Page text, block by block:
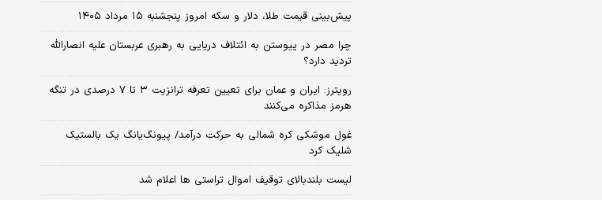
پیش‌بینی قیمت طلا، دلار و سکه امروز پنجشنبه ۱۵ مرداد ۱۴۰۵
چرا مصر در پیوستن به ائتلاف دریایی به رهبری عربستان علیه انصارالله
تردید دارد؟
رویترز: ایران و عمان برای تعیین تعرفه ترانزیت ۳ تا ۷ درصدی در تنگه
هرمز مذاکره می‌کنند
غول موشکی کره شمالی به حرکت درآمد/ پیونگ‌یانگ یک بالستیک
شلیک کرد
لیست بلندبالای توقیف اموال تراستی ها اعلام شد